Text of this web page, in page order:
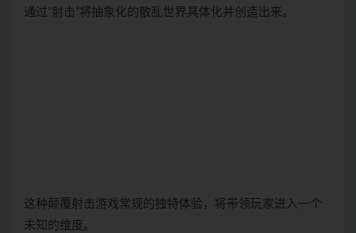
通过“射击”将抽象化的散乱世界具体化并创造出来。
这种颠覆射击游戏常规的独特体验，将带领玩家进入一个
未知的维度。